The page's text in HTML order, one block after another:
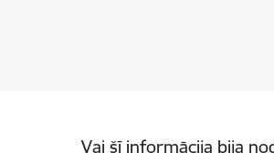
Vai šī informācija bija